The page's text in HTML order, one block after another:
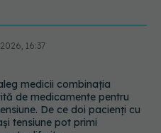
De ce doi pacienți cu
tensiune pot primi
diferite
16:19